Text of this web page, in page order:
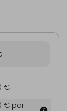
€
€ par